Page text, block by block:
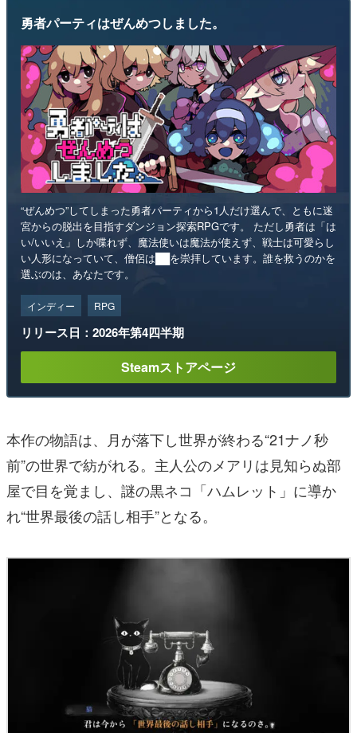
勇者パーティはぜんめつしました。
“ぜんめつ”してしまった勇者パーティから1人だけ選んで、ともに迷
宮からの脱出を目指すダンジョン探索RPGです。 ただし勇者は「は
い/いいえ」しか喋れず、魔法使いは魔法が使えず、戦士は可愛らし
い人形になっていて、僧侶は██を崇拝しています。誰を救うのかを
選ぶのは、あなたです。
インディー RPG
リリース日：2026年第4四半期
Steamストアページ
本作の物語は、月が落下し世界が終わる“21ナノ秒
前”の世界で紡がれる。主人公のメアリは見知らぬ部
屋で目を覚まし、謎の黒ネコ「ハムレット」に導か
れ“世界最後の話し相手”となる。